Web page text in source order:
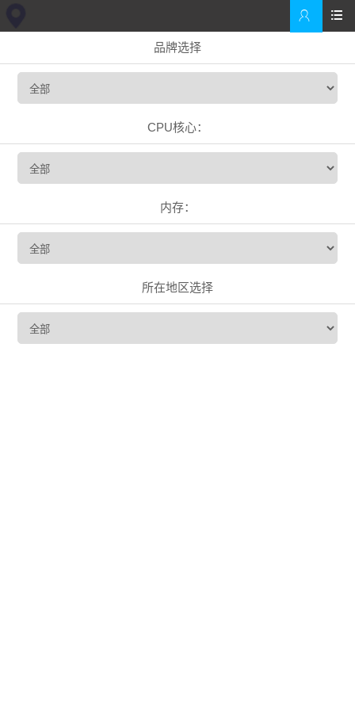


品牌选择
CPU核心：
内存：
所在地区选择